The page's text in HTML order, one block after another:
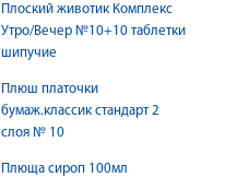
Плоский животик Комплекс
Утро/Вечер №10+10 таблетки
шипучие
Плюш платочки
бумаж.классик стандарт 2
слоя № 10
Плюща сироп 100мл